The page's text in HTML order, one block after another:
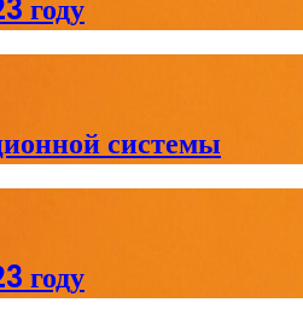
году
системы
году